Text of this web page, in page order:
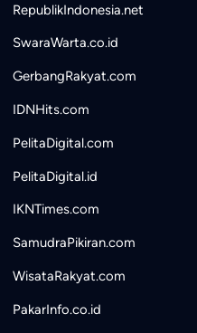
RepublikIndonesia.net
SwaraWarta.co.id
GerbangRakyat.com
IDNHits.com
PelitaDigital.com
PelitaDigital.id
IKNTimes.com
SamudraPikiran.com
WisataRakyat.com
PakarInfo.co.id